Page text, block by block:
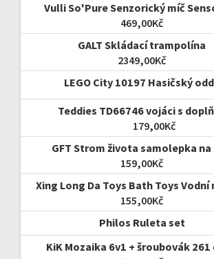
Vulli So'Pure Senzorický míč
469,00Kč
GALT Skládací trampolína
2349,00Kč
LEGO City 10197 Hasičský
Teddies TD66746 vojáci s
179,00Kč
GFT Strom života samolepka na
159,00Kč
Xing Long Da Toys Bath Toys Vodní
155,00Kč
Philos Ruleta set
KiK Mozaika 6v1 + šroubovák